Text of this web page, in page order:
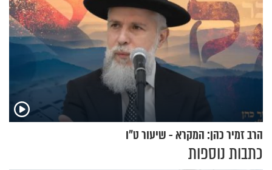
הרב זמיר כהן: המקרא - שיעור ט"ו
כתבות נוספות